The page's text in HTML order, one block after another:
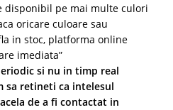
disponibil pe mai multe culori
oricare culoare sau
in stoc, platforma online
imediata”
si nu in timp real
sa retineti ca intelesul
de a fi contactat in